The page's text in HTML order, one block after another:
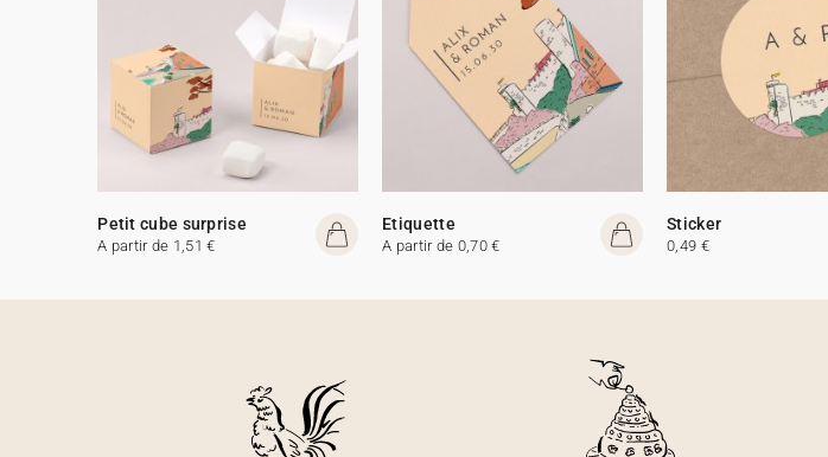
Petit cube surprise
A partir de 1,51 €
Etiquette
A partir de 0,70 €
Sticker
0,49 €